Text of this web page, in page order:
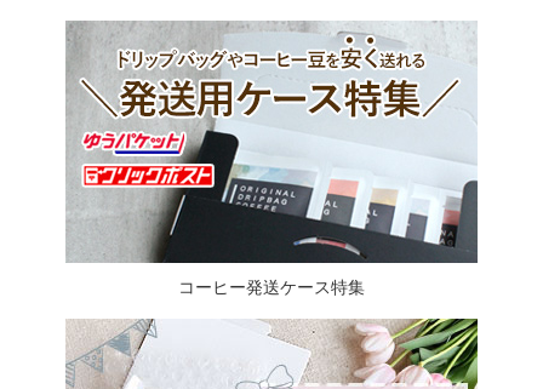
コーヒー発送ケース特集